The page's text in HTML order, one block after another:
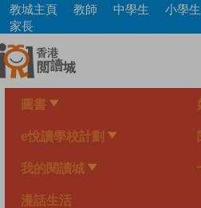
Skip
main
content
教城主頁 教師 中學生
小學生
家長
圖書
e悅讀學校計劃
我的閱讀城
漫話生活